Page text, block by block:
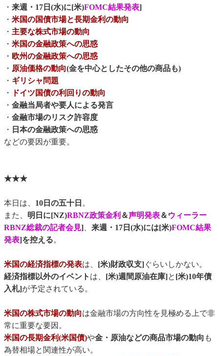
・ 来週・17日(水)に[米)FOMC結果発表]
・ 米国の国債市場と長期金利の動向
・ 主要な株式市場の動向
・ 米国の金融政策への思惑
・ 欧州の金融政策への思惑
・ 原油価格の動向(金を中心としたその他の商品も)
・ ギリシャ問題
・
ドイツ国債の利回りの動向
・ 金融当局者や要人による発言
・ 金融市場のリスク許容度
・ 日本の金融政策への思惑
などの要因が重要。
★★★
本日は、 10日の五十日 。
また、 明日に[NZ)RBNZ政策金利 ＆声明発表＆ ウィーラー
RBNZ総裁の記者会見]、 来週・17日(水)には[米)FOMC結果
発表]を控える。
米国の経済指標の発表は、 [米)財政収支]ぐらいしかない。
経済指標以外のイベント は、 [米)週間原油在庫]と [米)10年債
入札]が予定されている。
米国の株式市場の動向は金融市場の方向性を見極める上で非
常に重要な要因。
米国の長期金利(米国債)や金・原油などの商品市場の動向 も
為替相場と関連性が高い。